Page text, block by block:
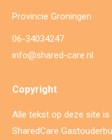
Provincie Groningen
06-34034247
info@shared-care.nl
Copyright
Alle tekst op deze site is
SharedCare